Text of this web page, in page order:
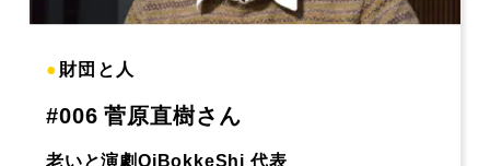
●財団と人
#006 菅原直樹さん
老いと演劇OiBokkeShi 代表